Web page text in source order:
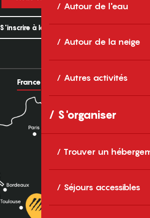
Autour de l'eau
Autour de la neige
Autres activités
S'organiser
Trouver un
Séjours accessibles
S'inscrire à la newsletter
France Europe